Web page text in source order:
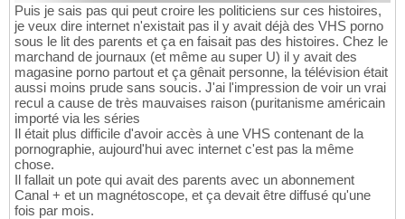
Puis je sais pas qui peut croire les politiciens sur ces histoires,
je veux dire internet n'existait pas il y avait déjà des VHS porno
sous le lit des parents et ça en faisait pas des histoires. Chez le
marchand de journaux (et même au super U) il y avait des
magasine porno partout et ça gênait personne, la télévision était
aussi moins prude sans soucis. J'ai l'impression de voir un vrai
recul a cause de très mauvaises raison (puritanisme américain
importé via les séries
Il était plus difficile d'avoir accès à une VHS contenant de la
pornographie, aujourd'hui avec internet c'est pas la même
chose.
Il fallait un pote qui avait des parents avec un abonnement
Canal + et un magnétoscope, et ça devait être diffusé qu'une
fois par mois.